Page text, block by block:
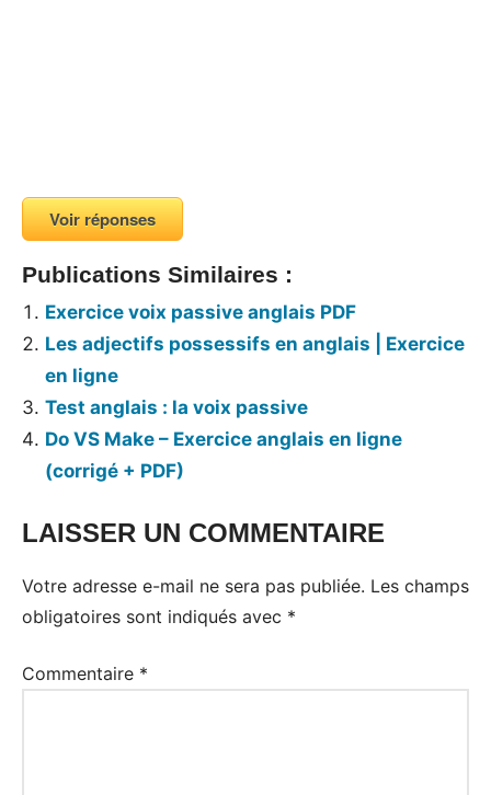
Voir réponses
Publications Similaires :
Exercice voix passive anglais PDF
Les adjectifs possessifs en anglais | Exercice
en ligne
Test anglais : la voix passive
Do VS Make – Exercice anglais en ligne
(corrigé + PDF)
LAISSER UN COMMENTAIRE
Votre adresse e-mail ne sera pas publiée. Les champs
obligatoires sont indiqués avec *
Commentaire *